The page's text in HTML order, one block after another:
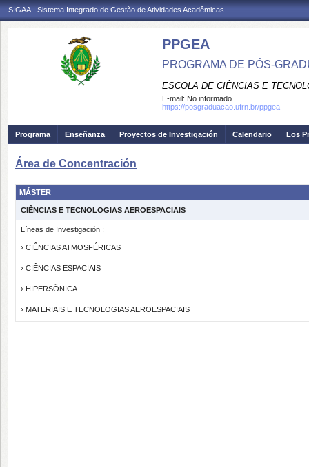
SIGAA - Sistema Integrado de Gestão de Atividades Acadêmicas
PPGEA
PROGRAMA DE PÓS-
ESCOLA DE CIÊNCIAS E
E-mail: No informado
https://posgraduacao.ufrn.br/ppgea
Programa Enseñanza Proyectos de Investigación Calendario Los
Área de Concentración
MÁSTER
CIÊNCIAS E TECNOLOGIAS AEROESPACIAIS
Líneas de Investigación :
› CIÊNCIAS ATMOSFÉRICAS
› CIÊNCIAS ESPACIAIS
› HIPERSÔNICA
› MATERIAIS E TECNOLOGIAS AEROESPACIAIS